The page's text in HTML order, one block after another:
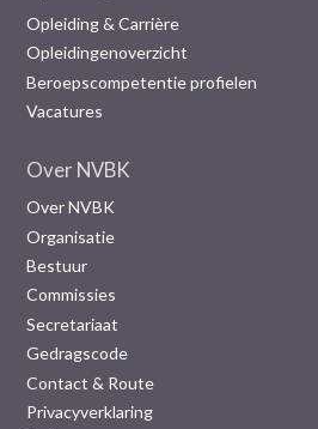
Opleiding & Carrière
Opleidingenoverzicht
Beroepscompetentie profielen
Vacatures
Over NVBK
Over NVBK
Organisatie
Bestuur
Commissies
Secretariaat
Gedragscode
Contact & Route
Privacyverklaring